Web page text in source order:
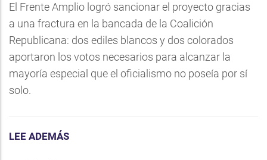
El Frente Amplio logró sancionar el proyecto gracias
a una fractura en la bancada de la Coalición
Republicana: dos ediles blancos y dos colorados
aportaron los votos necesarios para alcanzar la
mayoría especial que el oficialismo no poseía por sí
solo.
LEE ADEMÁS